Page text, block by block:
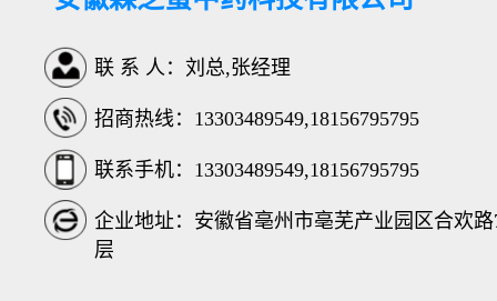
联 系 人：刘总,张经理
招商热线：13303489549,18156795795
联系手机：13303489549,18156795795
企业地址：安徽省亳州市亳芜产业园区合欢
层